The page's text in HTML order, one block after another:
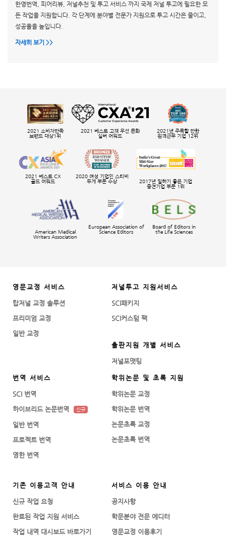
한영번역, 피어리뷰, 저널추천 및 투고 서비스 까지 국제 저널 투고에 필요한 모
든 작업을 지원합니다. 각 단계에 분야별 전문가 지원으로 투고 시간은 줄이고,
성공율을 높입니다.
자세히 보기 >>
2021 소비자만족
브랜드 대상1위
2021 베스트 고객 우선 문화
실버 어워드
2021년 주목할 만한
원격근무 기업 12위
2021 베스트 CX
골드 어워드
2020 여성 기업인 스티비
두개 부문 수상
2017년 일하기 좋은 기업
중견기업 부문 1위
American Medical
Writers Association
European Association of
Science Editors
Board of Editors in
the Life Sciences
영문교정 서비스
탑저널 교정 솔루션
프리미엄 교정
일반 교정
번역 서비스
SCI 번역
하이브리드 논문번역
신규
일반 번역
프로젝트 번역
영한 번역
저널투고 지원서비스
SCI패키지
SCI커스텀 팩
출판지원 개별 서비스
저널포맷팅
학위논문 및 초록 지원
학위논문 교정
학위논문 번역
논문초록 교정
논문초록 번역
기존 이용고객 안내
신규 작업 요청
완료된 작업 지원 서비스
작업 내역 대시보드 바로가기
서비스 이용 안내
공지사항
학문분야 전문 에디터
영문교정 이용후기